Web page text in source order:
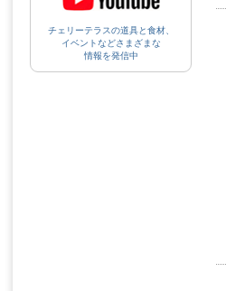
チェリーテラスの道具と食材、
イベントなどさまざまな
情報を発信中